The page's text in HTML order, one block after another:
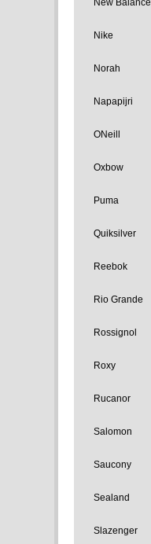
New Balance
Nike
Norah
Napapijri
ONeill
Oxbow
Puma
Quiksilver
Reebok
Rio Grande
Rossignol
Roxy
Rucanor
Salomon
Saucony
Sealand
Slazenger